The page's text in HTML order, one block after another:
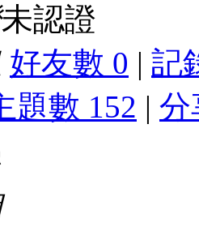
未認證
好友數 0 | 記
題數 152 | 分